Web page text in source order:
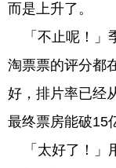
而是上升了。
「不止呢！」
淘票票的评分都
好，排片率已经
最终票房能破15
「太好了！」